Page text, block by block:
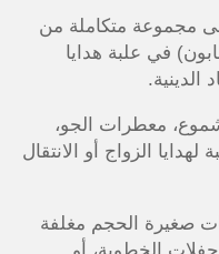
مجموعة متكاملة من
في علبة هدايا
الدينية.
معطرات الجو،
الزواج أو الانتقال
صغيرة الحجم مغلفة
حفلات الخطوبة، أو